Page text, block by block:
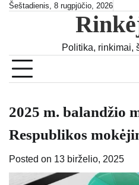
SkipŠeštadienis, 8 rugpjūčio, 2026
Politika, rinkimai,
2025 m. balandžio
Respublikos
Posted on 13 birželio, 2025